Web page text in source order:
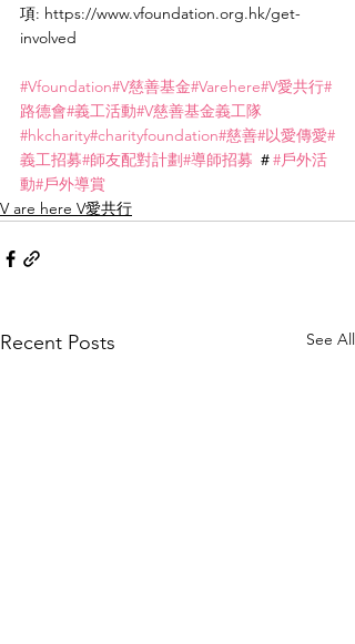
項: https://www.vfoundation.org.hk/get-
involved
#Vfoundation#V慈善基金#Varehere#V愛共行#
路德會#義工活動#V慈善基金義工隊
#hkcharity#charityfoundation#慈善#以愛傳愛#
義工招募#師友配對計劃#導師招募 ＃#戶外活
動#戶外導賞
V are here V愛共行
Recent Posts See All